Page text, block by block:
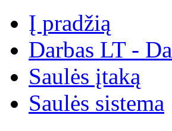
Į pradžią
Darbas LT -
Saulės įtaką
Saulės sistema